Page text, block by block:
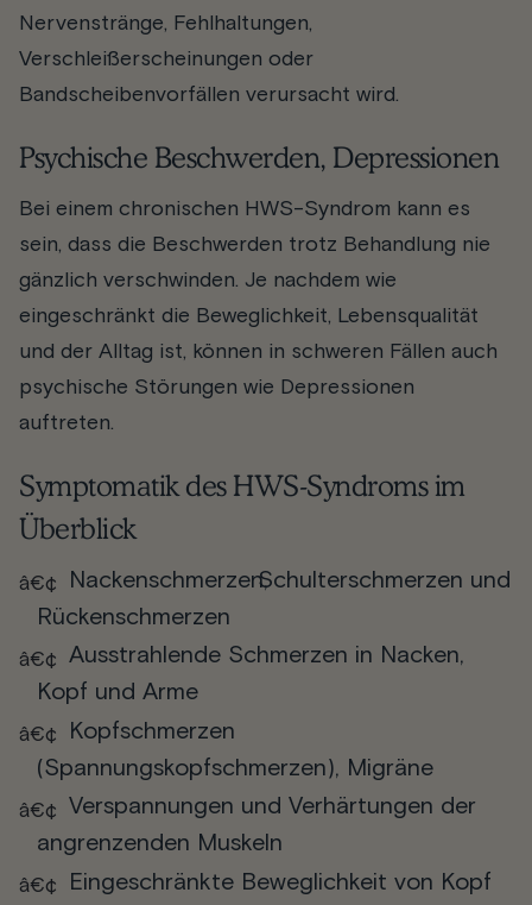
Nervenstränge, Fehlhaltungen,
Verschleißerscheinungen oder
Bandscheibenvorfällen verursacht wird.
Psychische Beschwerden, Depressionen
Bei einem chronischen HWS-Syndrom kann es
sein, dass die Beschwerden trotz Behandlung nie
gänzlich verschwinden. Je nachdem wie
eingeschränkt die Beweglichkeit, Lebensqualität
und der Alltag ist, können in schweren Fällen auch
psychische Störungen wie Depressionen
auftreten.
Symptomatik des HWS-Syndroms im
Überblick
Nackenschmerzen,Schulterschmerzen und
Rückenschmerzen
Ausstrahlende Schmerzen in Nacken,
Kopf und Arme
Kopfschmerzen
(Spannungskopfschmerzen), Migräne
Verspannungen und Verhärtungen der
angrenzenden Muskeln
Eingeschränkte Beweglichkeit von Kopf